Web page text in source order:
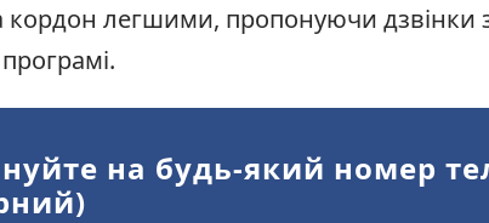
кордон легшими, пропонуючи
на будь-який номер